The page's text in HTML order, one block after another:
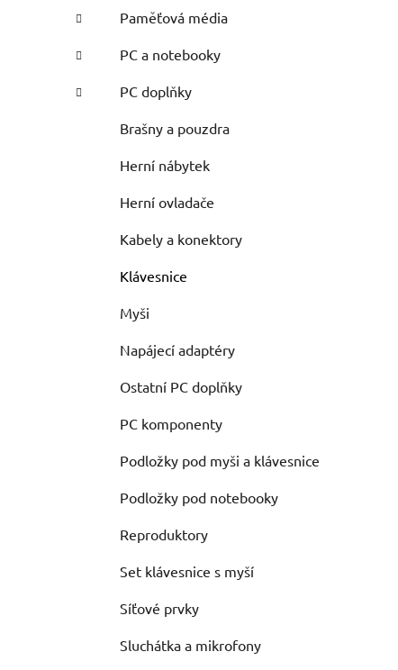
Paměťová média
PC a notebooky
PC doplňky
Brašny a pouzdra
Herní nábytek
Herní ovladače
Kabely a konektory
Klávesnice
Myši
Napájecí adaptéry
Ostatní PC doplňky
PC komponenty
Podložky pod myši a klávesnice
Podložky pod notebooky
Reproduktory
Set klávesnice s myší
Síťové prvky
Sluchátka a mikrofony